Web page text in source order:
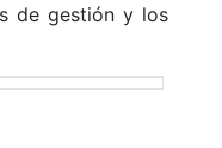
de gestión y los